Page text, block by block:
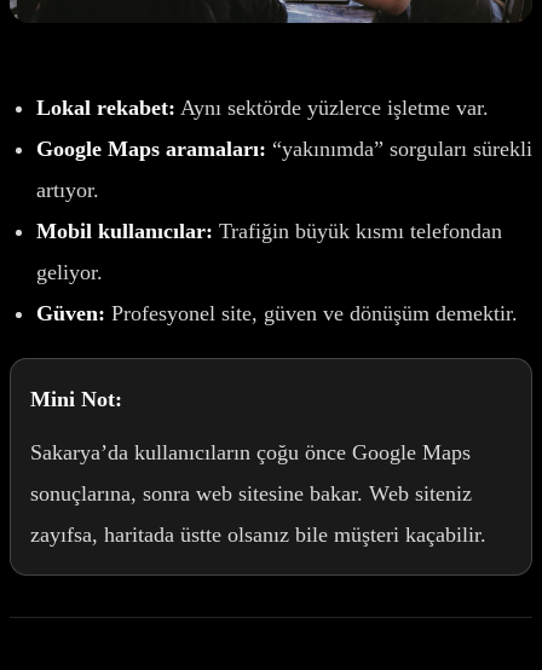
Lokal rekabet: Aynı sektörde yüzlerce işletme var.
Google Maps aramaları: “yakınımda” sorguları sürekli
artıyor.
Mobil kullanıcılar: Trafiğin büyük kısmı telefondan
geliyor.
Güven: Profesyonel site, güven ve dönüşüm demektir.
Mini Not:
Sakarya’da kullanıcıların çoğu önce Google Maps
sonuçlarına, sonra web sitesine bakar. Web siteniz
zayıfsa, haritada üstte olsanız bile müşteri kaçabilir.